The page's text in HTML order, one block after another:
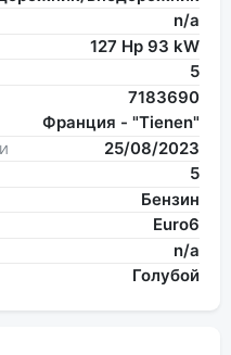
n/a
127 Hp 93 kW
5
7183690
Франция - "Tienen"
25/08/2023
5
Бензин
Euro6
n/a
Голубой